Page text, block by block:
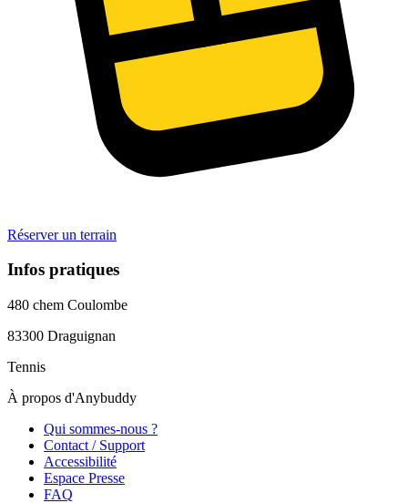
Réserver un terrain
Infos pratiques
480 chem Coulombe
83300 Draguignan
Tennis
À propos d'Anybuddy
Qui sommes-nous ?
Contact / Support
Accessibilité
Espace Presse
FAQ